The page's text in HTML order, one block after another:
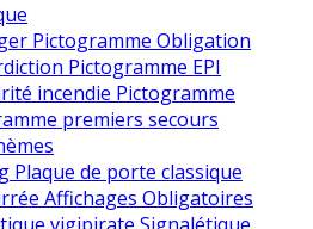
Pictogramme Obligation
Pictogramme EPI
incendie Pictogramme
premiers secours
Plaque de porte classique
Affichages Obligatoires